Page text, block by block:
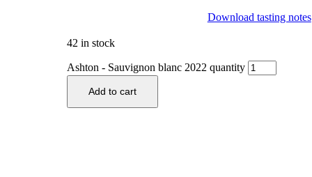
Download tasting notes
42 in stock
Ashton - Sauvignon blanc 2022 quantity
Add to cart